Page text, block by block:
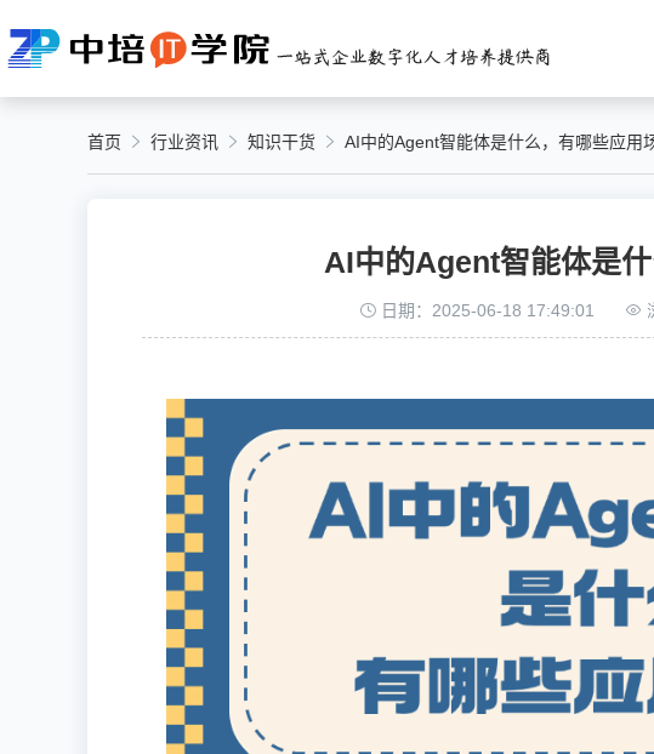
首页 行业资讯 知识干货 AI中的Agent智能体是什么，有哪些应用
AI中的Agent智能体是
日期：2025-06-18 17:49:01